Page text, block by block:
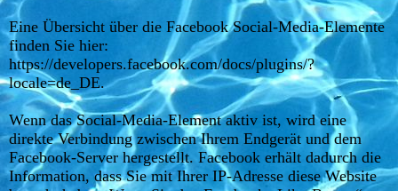
Eine Übersicht über die Facebook Social-Media-Elemente
finden Sie hier:
https://developers.facebook.com/docs/plugins/?
locale=de_DE.
Wenn das Social-Media-Element aktiv ist, wird eine
direkte Verbindung zwischen Ihrem Endgerät und dem
Facebook-Server hergestellt. Facebook erhält dadurch die
Information, dass Sie mit Ihrer IP-Adresse diese Website